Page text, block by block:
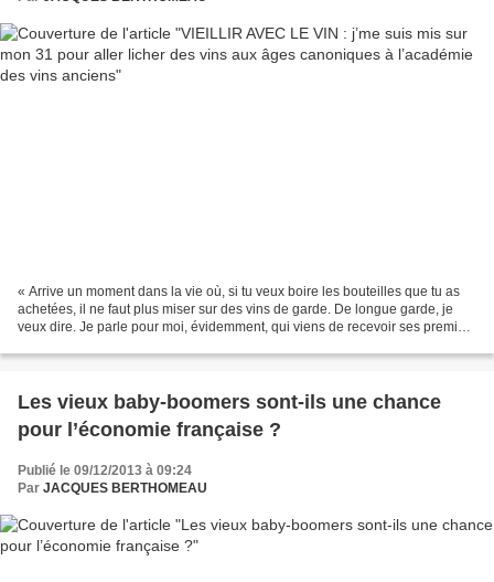
« Arrive un moment dans la vie où, si tu veux boire les bouteilles que tu as
achetées, il ne faut plus miser sur des vins de garde. De longue garde, je
veux dire. Je parle pour moi, évidemment, qui viens de recevoir ses premiers
Les vieux baby-boomers sont-ils une chance
pour l’économie française ?
Publié le 09/12/2013 à 09:24
Par JACQUES BERTHOMEAU